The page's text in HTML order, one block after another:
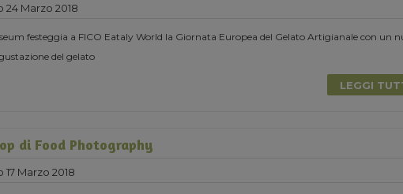
24 Marzo 2018
festeggia a FICO Eataly World la Giornata Europea del Gelato Artigianale con un
del gelato
LEGGI
di Food Photography
17 Marzo 2018